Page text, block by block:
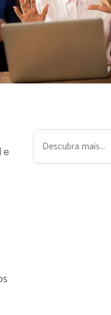
e
Pesquisar